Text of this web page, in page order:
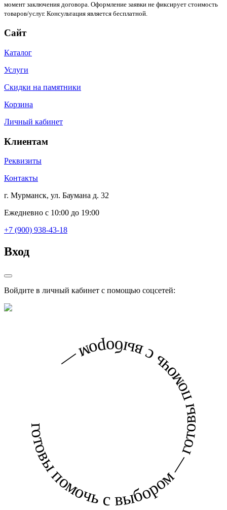
момент заключения договора. Оформление заявки не фиксирует стоимость
товаров/услуг. Консультация является бесплатной.
Сайт
Каталог
Услуги
Скидки на памятники
Корзина
Личный кабинет
Клиентам
Реквизиты
Контакты
г. Мурманск, ул. Баумана д. 32
Ежедневно с 10:00 до 19:00
+7 (900) 938-43-18
Вход
Войдите в личный кабинет с помощью соцсетей:
готовы помочь с выбором — готовы помочь с выбором —